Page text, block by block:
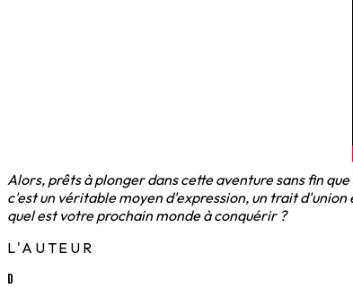
Alors, prêts à plonger dans cette aventure sans fin
c'est un véritable moyen d'expression, un trait
quel est votre prochain monde à conquérir ?
L'AUTEUR
D